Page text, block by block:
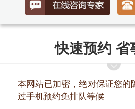
快速预约 省
本网站已加密，绝对保证您的
过手机预约免排队等候